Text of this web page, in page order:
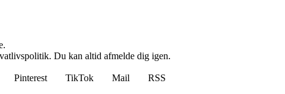
Du kan altid afmelde dig igen.
Pinterest TikTok Mail
RSS